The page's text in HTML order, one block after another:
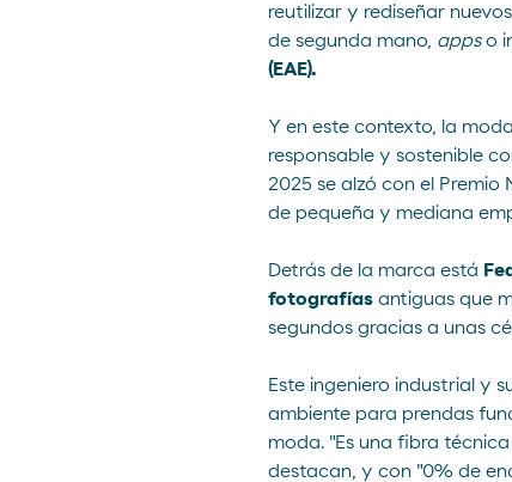
reutilizar y rediseñar
de segunda mano, appso
(EAE).
Y en este contexto, la
responsable y sostenible
2025 se alzó con el Premio
de pequeña y mediana
Detrás de la marca está
fotografías antiguas que
segundos gracias a unas
Este ingeniero industrial y
ambiente para prendas
moda. "Es una fibra
destacan, y con "0% de